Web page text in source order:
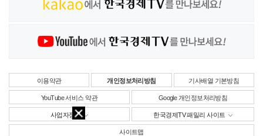
이용약관 개인정보처리방침 기사배열 기본방침
YouTube 서비스 약관 Google 개인정보처리방침
사업자정보 한국경제TV 패밀리 사이트
사이트맵